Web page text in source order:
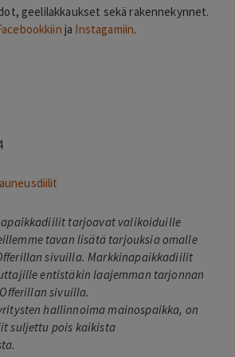
geelilakkaukset sekä rakennekynnet.
ja Instagamiin.
tarjoavat valikoiduille
tavan lisätä tarjouksia omalle
sivuilla. Markkinapaikkadiilit
entistäkin laajemman tarjonnan
sivuilla.
hallinnoima mainospaikka, on
suljettu pois kaikista